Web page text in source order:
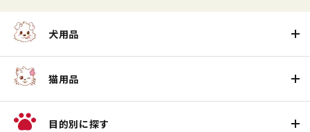
犬用品
猫用品
目的別に探す